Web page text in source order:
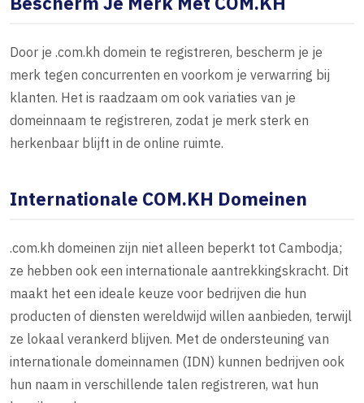
Door je .com.kh domein te registreren, bescherm je je
merk tegen concurrenten en voorkom je verwarring bij
klanten. Het is raadzaam om ook variaties van je
domeinnaam te registreren, zodat je merk sterk en
herkenbaar blijft in de online ruimte.
Internationale COM.KH Domeinen
.com.kh domeinen zijn niet alleen beperkt tot Cambodja;
ze hebben ook een internationale aantrekkingskracht. Dit
maakt het een ideale keuze voor bedrijven die hun
producten of diensten wereldwijd willen aanbieden, terwijl
ze lokaal verankerd blijven. Met de ondersteuning van
internationale domeinnamen (IDN) kunnen bedrijven ook
hun naam in verschillende talen registreren, wat hun